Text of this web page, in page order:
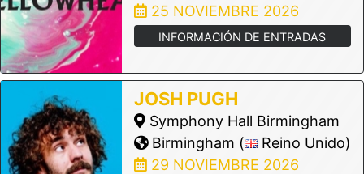
25 NOVIEMBRE 2026
INFORMACIÓN DE ENTRADAS
JOSH PUGH
Symphony Hall Birmingham
Birmingham (
Reino Unido)
29 NOVIEMBRE 2026